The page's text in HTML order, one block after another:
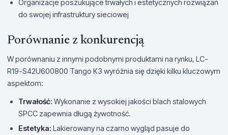
Organizacje poszukujące trwałych i estetycznych rozwiązań
do swojej infrastruktury sieciowej
Porównanie z konkurencją
W porównaniu z innymi podobnymi produktami na rynku, LC-
R19-S42U600800 Tango K3 wyróżnia się dzięki kilku kluczowym
aspektom:
Trwałość: Wykonanie z wysokiej jakości blach stalowych
SPCC zapewnia długą żywotność.
Estetyka: Lakierowany na czarno wygląd pasuje do